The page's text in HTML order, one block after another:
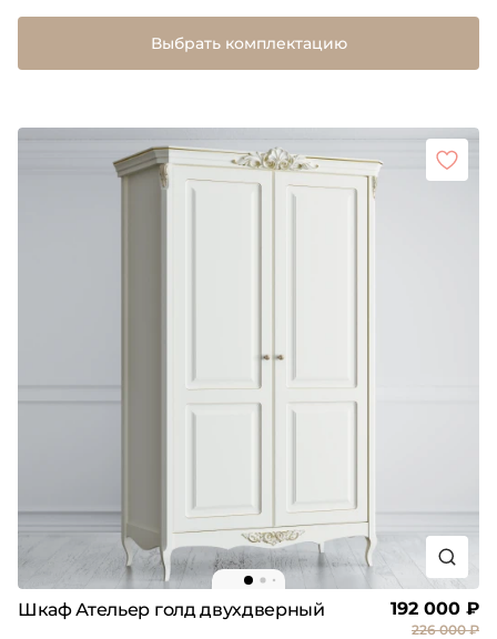
Выбрать комплектацию
Шкаф Ательер голд двухдверный 192 000 ₽
226 000 ₽